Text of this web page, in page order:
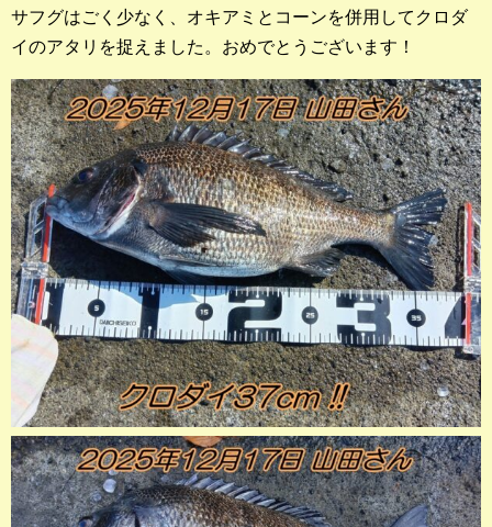
サフグはごく少なく、オキアミとコーンを併用してクロダ
イのアタリを捉えました。おめでとうございます！
店長釣行記
スタッフ釣行記
釣果投稿フォーム
お問い合わせ